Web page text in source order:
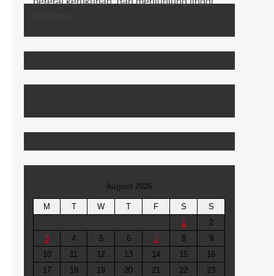
August 2026
M T W T F S
S
1
2
3
4 5 6 7 8
9
10
11 12 13 14 15
16
17
18 19 20 21 22
23